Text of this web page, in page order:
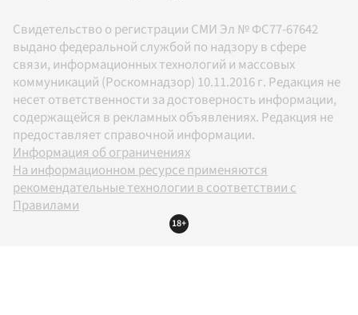
Свидетельство о регистрации СМИ Эл № ФС77-67642
выдано федеральной службой по надзору в сфере
связи, информационных технологий и массовых
коммуникаций (Роскомнадзор) 10.11.2016 г. Редакция не
несет ответственности за достоверность информации,
содержащейся в рекламных объявлениях. Редакция не
предоставляет справочной информации.
Информация об ограничениях
На информационном ресурсе применяются
рекомендательные технологии в соответствии с
Правилами
18+